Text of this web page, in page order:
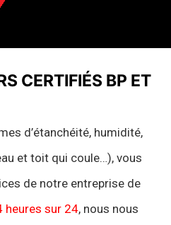
CERTIFIÉS BP ET
d’étanchéité, humidité,
et toit qui coule…), vous
de notre entreprise de
heures sur 24, nous nous